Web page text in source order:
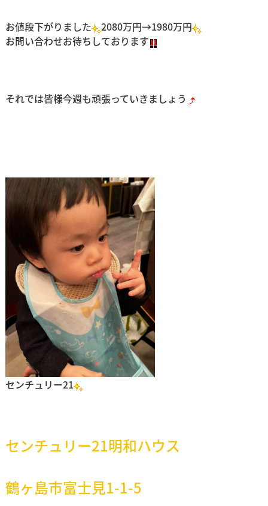
お値段下がりました
2080万円→1980万円
お問い合わせお待ちしております
それでは皆様今週も頑張っていきましょう
センチュリー21
センチュリー21明和ハウス
鶴ヶ島市富士見1-1-5